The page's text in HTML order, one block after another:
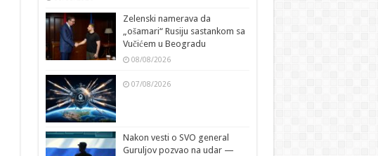
Zelenski namerava da
„ošamari“ Rusiju sastankom sa
Vučićem u Beogradu
08/08/2026
07/08/2026
Nakon vesti o SVO general
Guruljov pozvao na udar —